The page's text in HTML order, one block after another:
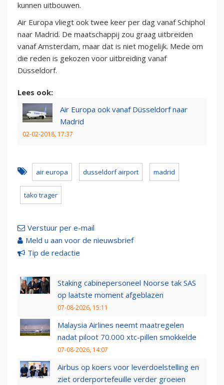
kunnen uitbouwen.
Air Europa vliegt ook twee keer per dag vanaf Schiphol
naar Madrid. De maatschappij zou graag uitbreiden
vanaf Amsterdam, maar dat is niet mogelijk. Mede om
die reden is gekozen voor uitbreiding vanaf
Düsseldorf.
Lees ook:
Air Europa ook vanaf Düsseldorf naar
Madrid
02-02-2018, 17:37
air europa dusseldorf airport madrid
tako trager
Verstuur per e-mail
Meld u aan voor de nieuwsbrief
Tip de redactie
Staking cabinepersoneel Noorse tak SAS
op laatste moment afgeblazen
07-08-2026, 15:11
Malaysia Airlines neemt maatregelen
nadat piloot 70.000 xtc-pillen smokkelde
07-08-2026, 14:07
Airbus op koers voor leverdoelstelling en
ziet orderportefeuille verder groeien